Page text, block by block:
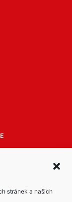
stránek a našich